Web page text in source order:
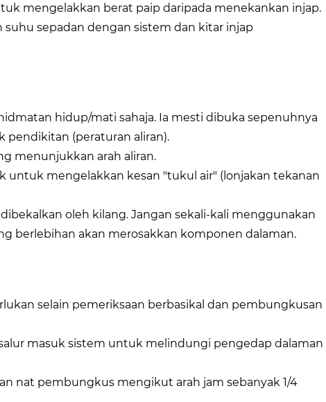
mengelakkan berat paip daripada menekankan injap.
sepadan dengan sistem dan kitar injap
hidup/mati sahaja. Ia mesti dibuka sepenuhnya
(peraturan aliran).
menunjukkan arah aliran.
untuk mengelakkan kesan "tukul air" (lonjakan tekanan
oleh kilang. Jangan sekali-kali menggunakan
berlebihan akan merosakkan komponen dalaman.
selain pemeriksaan berbasikal dan pembungkusan
masuk sistem untuk melindungi pengedap dalaman
nat pembungkus mengikut arah jam sebanyak 1/4